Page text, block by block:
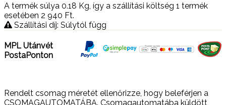
A termék súlya 0.18 Kg , így a szállítási költség 1 termék
esetében 2 940 Ft.
Szállítási díj: Súlytól függ
MPL Utánvét
PostaPonton
Rendelt csomag méretét ellenőrizze, hogy beleférjen a
CSOMAGAUTOMATÁBA. Csomagautomatába küldött